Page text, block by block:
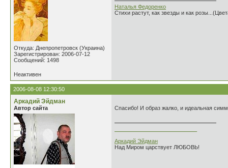
Откуда: Днепропетровск (Украина)
Зарегистрирован: 2006-07-12
Сообщений: 1498
Наталья Федоренко
Стихи растут, как звезды и как
Неактивен
2006-08-08 12:30:50
Аркадий Эйдман
Автор сайта Спасибо! И образ жалко, и идеальная
Аркадий Эйдман
Над Миром царствует ЛЮБОВЬ!